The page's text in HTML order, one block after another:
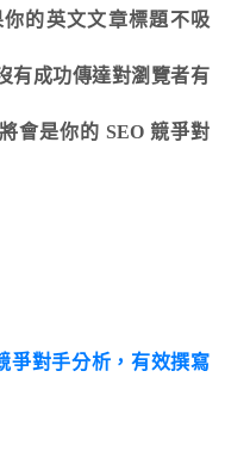
的英文文章標題不吸
有成功傳達對瀏覽者有
會是你的 SEO 競爭對
爭對手分析，有效撰寫